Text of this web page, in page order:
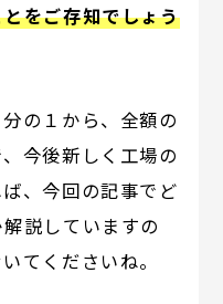
をご存知でしょう
の１から、全額の
今後新しく工場の
、今回の記事でど
説していますの
てくださいね。